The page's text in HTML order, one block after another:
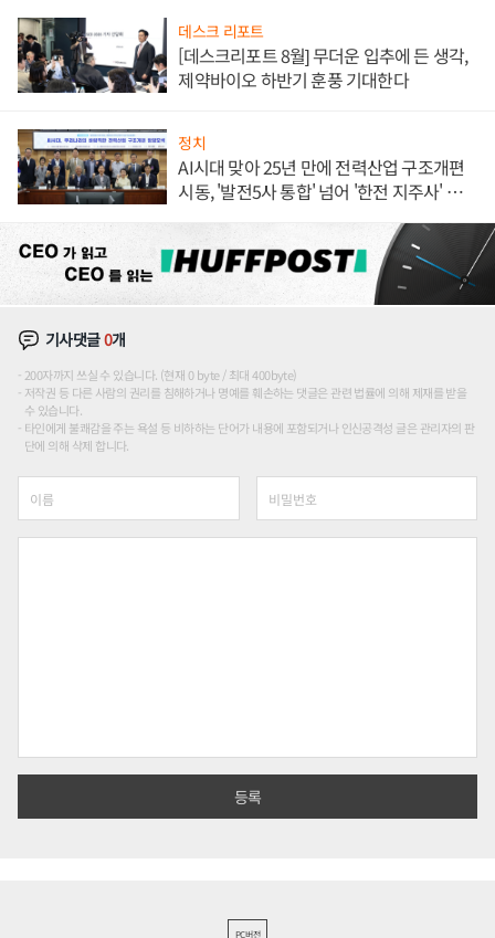
데스크 리포트
[데스크리포트 8월] 무더운 입추에 든 생각,
제약바이오 하반기 훈풍 기대한다
정치
AI시대 맞아 25년 만에 전력산업 구조개편
시동, '발전5사 통합' 넘어 '한전 지주사' 재편
기사댓글0개
200자까지 쓰실 수 있습니다. (현재 0 byte / 최대 400byte)
저작권 등 다른 사람의 권리를 침해하거나 명예를 훼손하는 댓글은 관련 법률에 의해 제재를 받을
수 있습니다.
타인에게 불쾌감을 주는 욕설 등 비하하는 단어가 내용에 포함되거나 인신공격성 글은 관리자의 판
단에 의해 삭제 합니다.
PC버전